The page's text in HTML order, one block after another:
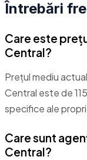
Întrebări
Care este
Central?
Prețul mediu
Central este de
specifice ale
Care sunt
Central?